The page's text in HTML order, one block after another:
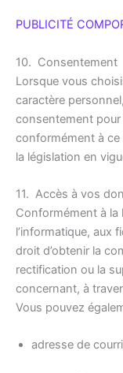
PUBLICITÉ
10. Consentement
Lorsque vous
caractère
consentement pour
conformément à ce
la législation en
11. Accès à vos
Conformément à la
l’informatique, aux
droit d’obtenir la
rectification ou la
concernant, à
Vous pouvez
adresse de